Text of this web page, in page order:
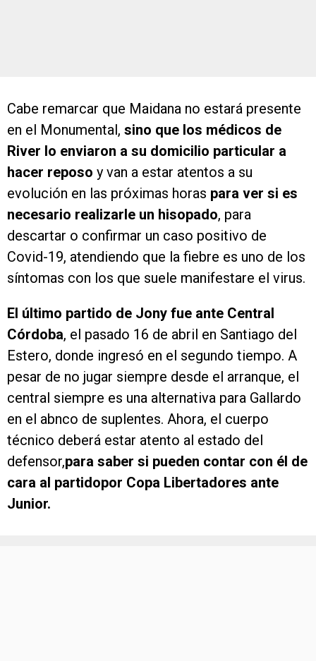
Cabe remarcar que Maidana no estará presente
en el Monumental, sino que los médicos de
River lo enviaron a su domicilio particular a
hacer reposo y van a estar atentos a su
evolución en las próximas horas para ver si es
necesario realizarle un hisopado, para
descartar o confirmar un caso positivo de
Covid-19, atendiendo que la fiebre es uno de los
síntomas con los que suele manifestare el virus.
El último partido de Jony fue ante Central
Córdoba, el pasado 16 de abril en Santiago del
Estero, donde ingresó en el segundo tiempo. A
pesar de no jugar siempre desde el arranque, el
central siempre es una alternativa para Gallardo
en el abnco de suplentes. Ahora, el cuerpo
técnico deberá estar atento al estado del
defensor,para saber si pueden contar con él de
cara al partidopor Copa Libertadores ante
Junior.